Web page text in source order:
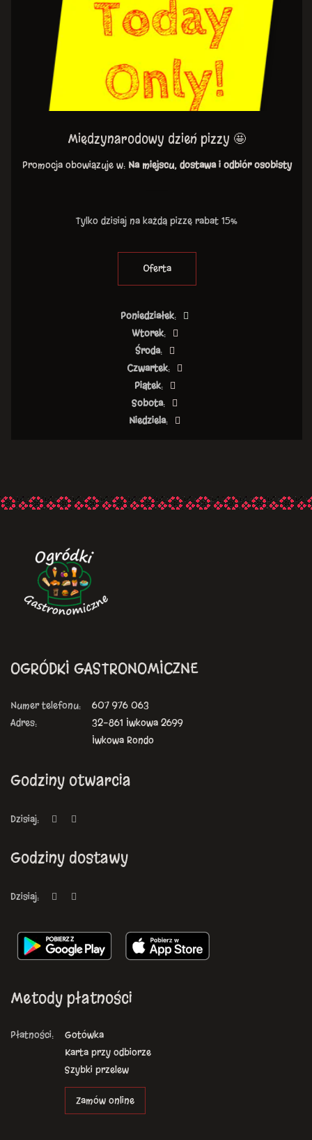
Międzynarodowy dzień pizzy 🤩
Promocja obowiązuje w: Na miejscu, dostawa i odbiór osobisty
Tylko dzisiaj na każdą pizzę rabat 15%
Oferta
Poniedziałek:
Wtorek:
Środa:
Czwartek:
Piątek:
Sobota:
Niedziela:
OGRÓDKI GASTRONOMICZNE
Numer telefonu:
607 976 063
Adres:
32-861 Iwkowa 2699
Iwkowa Rondo
Godziny otwarcia
Dzisiaj:
Godziny dostawy
Dzisiaj:
Metody płatności
Płatności:
Gotówka
Karta przy odbiorze
Szybki przelew
Zamów online